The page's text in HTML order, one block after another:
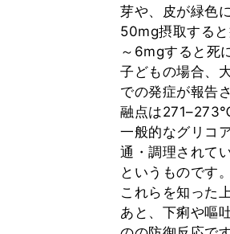
芽や、皮が緑色
50mg摂取する
～6mgすると死
子どもの場合、
での発症が報告
融点は
一般的なグリコ
通・調理されて
というものです。
これらを知った
あと、下痢や嘔